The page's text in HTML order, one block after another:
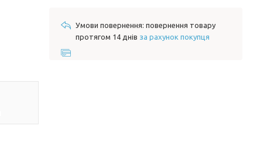
повернення товару
протягом 14 днів за рахунок покупця